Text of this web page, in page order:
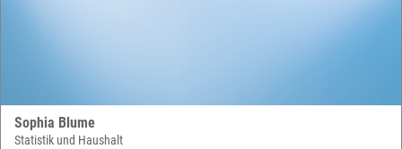
Sophia Blume
Statistik und Haushalt